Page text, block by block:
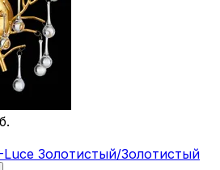
Luce Золотистый/Золотистый